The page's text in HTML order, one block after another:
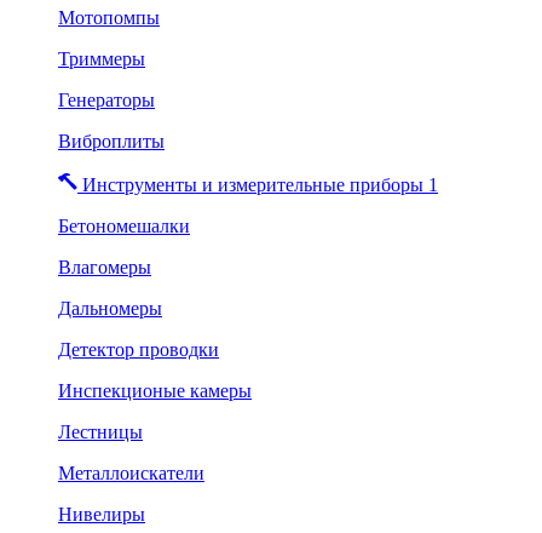
Мотопомпы
Триммеры
Генераторы
Виброплиты
Инструменты и измерительные приборы 1
Бетономешалки
Влагомеры
Дальномеры
Детектор проводки
Инспекционые камеры
Лестницы
Металлоискатели
Нивелиры